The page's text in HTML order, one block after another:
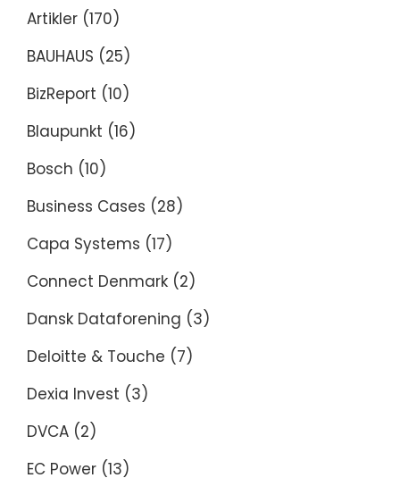
Artikler (170)
BAUHAUS (25)
BizReport (10)
Blaupunkt (16)
Bosch (10)
Business Cases (28)
Capa Systems (17)
Connect Denmark (2)
Dansk Dataforening (3)
Deloitte & Touche (7)
Dexia Invest (3)
DVCA (2)
EC Power (13)